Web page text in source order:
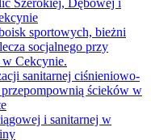
Szerokiej, Dębowej i
sportowych, bieżni
socjalnego przy
Cekcynie.
sanitarnej ciśnieniowo-
ścieków w
i sanitarnej w